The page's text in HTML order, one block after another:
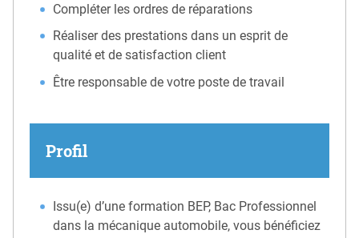
Compléter les ordres de réparations
Réaliser des prestations dans un esprit de
qualité et de satisfaction client
Être responsable de votre poste de travail
Profil
Issu(e) d’une formation BEP, Bac Professionnel
dans la mécanique automobile, vous bénéficiez